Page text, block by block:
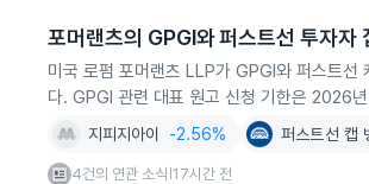
포머랜츠의 GPGI와 퍼스트선 투자자
미국 로펌 포머랜츠 LLP가 GPGI와 퍼스트선
다. GPGI 관련 대표 원고 신청 기한은 2026년
지피지아이 -2.56% 퍼스트선 캡
4건의 연관 소식 17시간 전